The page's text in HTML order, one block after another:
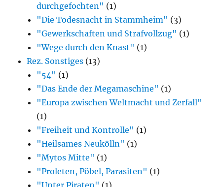
durchgefochten" (1)
"Die Todesnacht in Stammheim" (3)
"Gewerkschaften und Strafvollzug" (1)
"Wege durch den Knast" (1)
Rez. Sonstiges (13)
"54" (1)
"Das Ende der Megamaschine" (1)
"Europa zwischen Weltmacht und Zerfall"
(1)
"Freiheit und Kontrolle" (1)
"Heilsames Neukölln" (1)
"Mytos Mitte" (1)
"Proleten, Pöbel, Parasiten" (1)
"Unter Piraten" (1)